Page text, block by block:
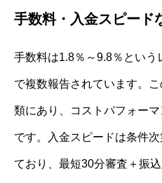
手数料・入金スピード
手数料は1.8％～9.8％という
で複数報告されています。
類にあり、コストパフォー
です。入金スピードは条件
ており、最短30分審査＋振